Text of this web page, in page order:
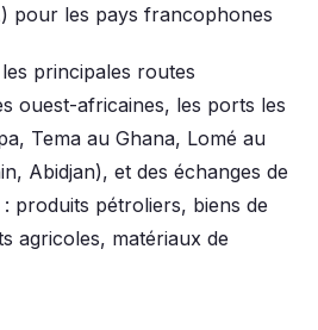
pour les pays francophones
principales routes
ouest-africaines, les ports les
Tema au Ghana, Lomé au
Abidjan), et des échanges de
produits pétroliers, biens de
agricoles, matériaux de